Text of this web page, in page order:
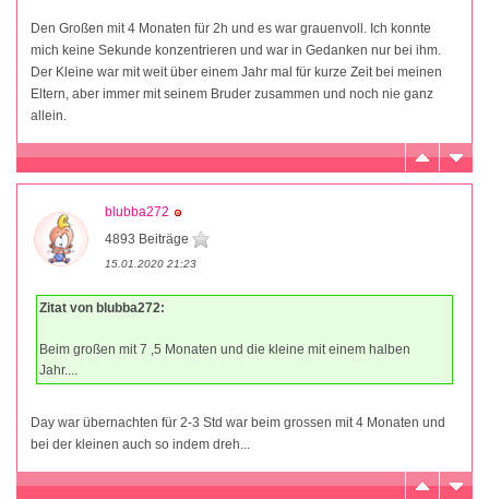
Den Großen mit 4 Monaten für 2h und es war grauenvoll. Ich konnte
mich keine Sekunde konzentrieren und war in Gedanken nur bei ihm.
Der Kleine war mit weit über einem Jahr mal für kurze Zeit bei meinen
Eltern, aber immer mit seinem Bruder zusammen und noch nie ganz
allein.
blubba272
4893 Beiträge
15.01.2020 21:23
Zitat von blubba272:
Beim großen mit 7 ,5 Monaten und die kleine mit einem halben
Jahr....
Day war übernachten für 2-3 Std war beim grossen mit 4 Monaten und
bei der kleinen auch so indem dreh...